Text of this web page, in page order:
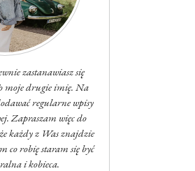
zastanawiasz się
moje drugie imię. Na
regularne wpisy
Zapraszam więc do
każdy z Was znajdzie
co robię staram się być
i kobieca.